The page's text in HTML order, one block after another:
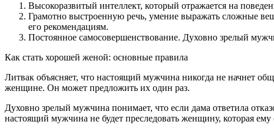
Высокоразвитый интеллект, который отражается на
Грамотно выстроенную речь, умение выражать сложные
его рекомендациям.
Постоянное самосовершенствование. Духовно зрелый
Как стать хорошей женой: основные правила
Литвак объясняет, что настоящий мужчина никогда не начнет
женщине. Он может предложить их один раз.
Духовно зрелый мужчина понимает, что если дама ответила
настоящий мужчина не будет преследовать женщину, которая ему